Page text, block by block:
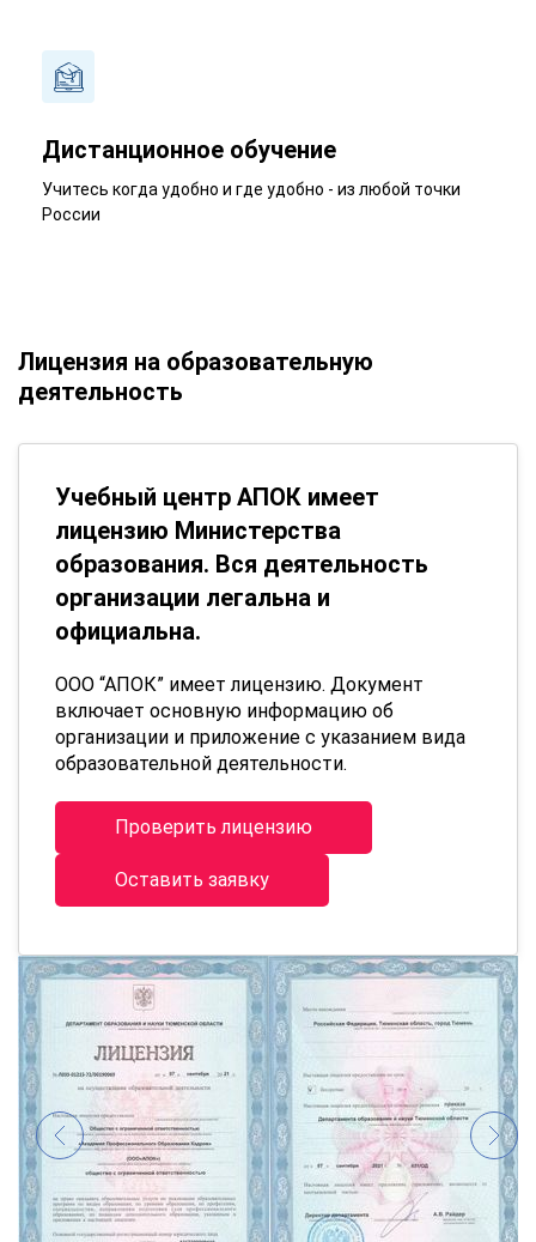
Дистанционное обучение
Учитесь когда удобно и где удобно - из любой точки
России
Лицензия на образовательную
деятельность
Учебный центр АПОК имеет
лицензию Министерства
образования. Вся деятельность
организации легальна и
официальна.
ООО “АПОК” имеет лицензию. Документ
включает основную информацию об
организации и приложение с указанием вида
образовательной деятельности.
Проверить лицензию
Оставить заявку